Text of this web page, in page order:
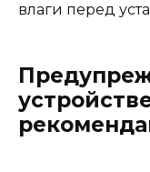
влаги перед